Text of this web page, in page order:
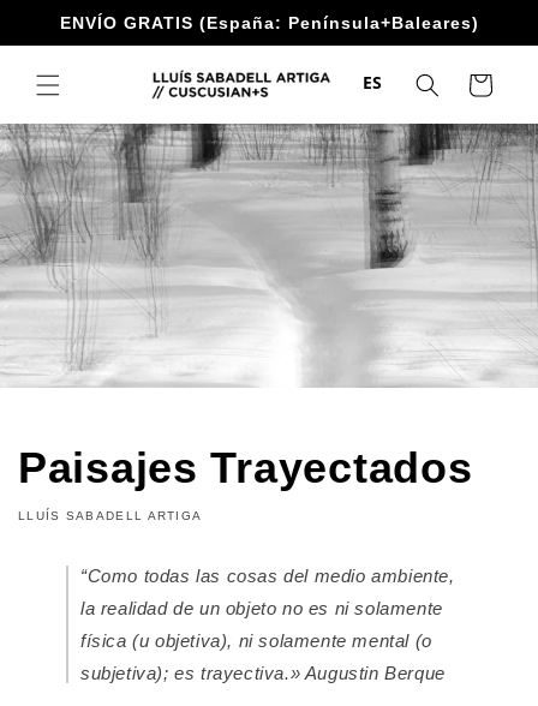
directamente
al contenido
ENVÍO GRATIS (España: Península+Baleares)
ES Carrito
Paisajes Trayectados
LLUÍS SABADELL ARTIGA
“Como todas las cosas del medio ambiente,
la realidad de un objeto no es ni solamente
física (u objetiva), ni solamente mental (o
subjetiva); es trayectiva.» Augustin Berque